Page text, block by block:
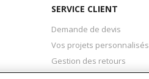
SERVICE CLIENT
Demande de devis
Vos projets personnalisés
Gestion des retours
Mon Compte